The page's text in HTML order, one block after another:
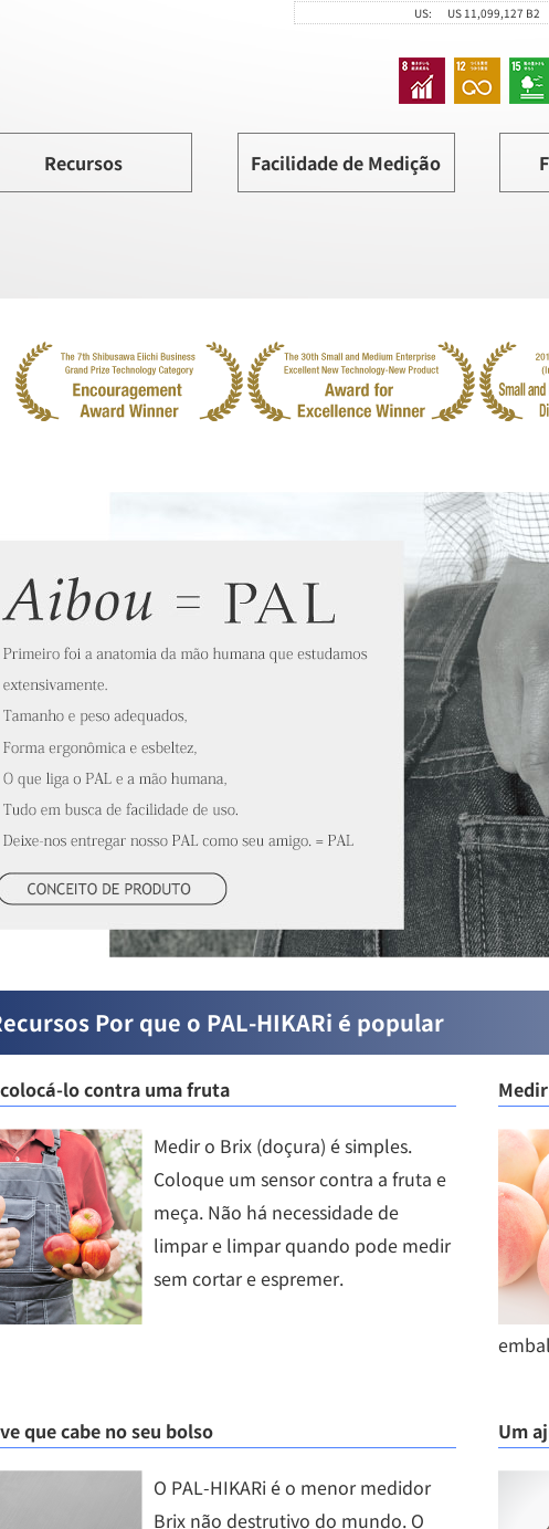
US: US 11,099,127 B2
Recursos Facilidade de Medição
Por que o PAL-HIKARi é popular
lo contra uma fruta
Medir o Brix (doçura) é simples.
Coloque um sensor contra a fruta e
meça. Não há necessidade de
limpar e limpar quando pode medir
sem cortar e espremer.
que cabe no seu bolso
O PAL-HIKARi é o menor medidor
Brix não destrutivo do mundo. O
Um